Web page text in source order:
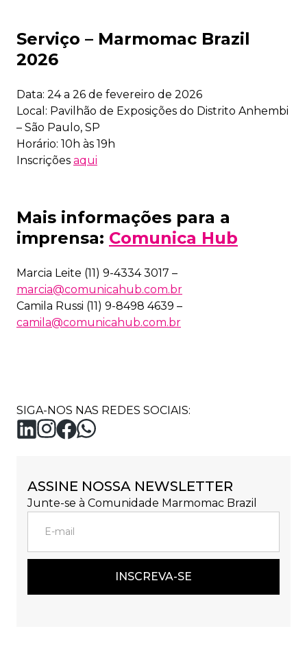
Serviço – Marmomac Brazil
2026
Data: 24 a 26 de fevereiro de 2026
Local: Pavilhão de Exposições do Distrito Anhembi
– São Paulo, SP
Horário: 10h às 19h
Inscrições aqui
Mais informações para a
imprensa: Comunica Hub
Marcia Leite (11) 9-4334 3017 –
marcia@comunicahub.com.br
Camila Russi (11) 9-8498 4639 –
camila@comunicahub.com.br
SIGA-NOS NAS REDES SOCIAIS:
ASSINE NOSSA NEWSLETTER
Junte-se à Comunidade Marmomac Brazil